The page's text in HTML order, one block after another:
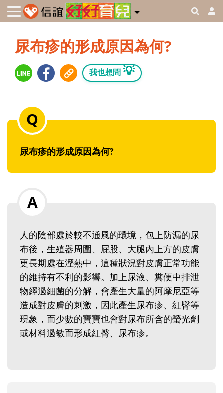
尿布疹的形成原因為何?
我也想問 💡
尿布疹的形成原因為何?
人的陰部處於較不通風的環境，包上防漏的尿
布後，生殖器周圍、屁股、大腿內上方的皮膚
更長期處在溼熱中，這種狀況對皮膚正常功能
的維持有不利的影響。加上尿液、糞便中排泄
物經過細菌的分解，會產生大量的阿摩尼亞等
造成對皮膚的刺激，因此產生尿布疹、紅臀等
現象，而少數的寶寶也會對尿布所含的螢光劑
或材料過敏而形成紅臀、尿布疹。